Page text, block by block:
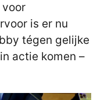
voor
is er nu
tégen gelijke
actie komen –